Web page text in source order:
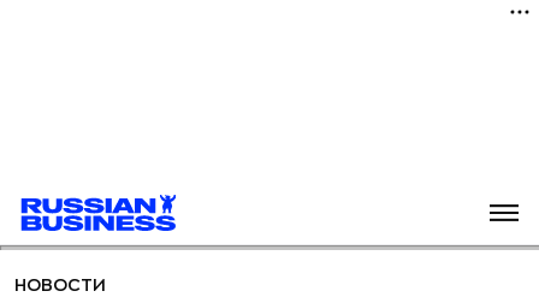
НОВОСТИ